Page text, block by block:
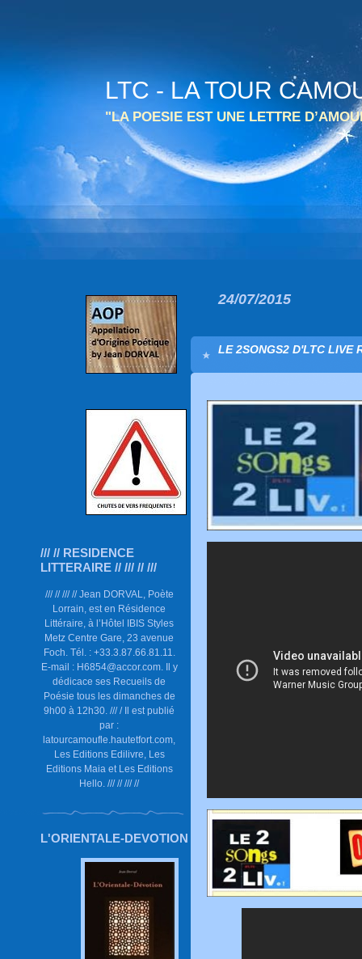
LTC - LA TOUR
"LA POESIE EST UNE LETTRE
/// // RESIDENCE
LITTERAIRE // /// // ///
/// // /// // Jean DORVAL, Poète
Lorrain, est en Résidence
Littéraire, à l’Hôtel IBIS Styles
Metz Centre Gare, 23 avenue
Foch. Tél. : +33.3.87.66.81.11.
E-mail : H6854@accor.com. Il y
dédicace ses Recueils de
Poésie tous les dimanches de
9h00 à 12h30. /// / Il est publié
par :
latourcamoufle.hautetfort.com,
Les Editions Edilivre, Les
Editions Maia et Les Editions
Hello. /// // /// //
L'ORIENTALE-DEVOTION
24/07/2015
LE 2SONGS2 D'LTC LIVE